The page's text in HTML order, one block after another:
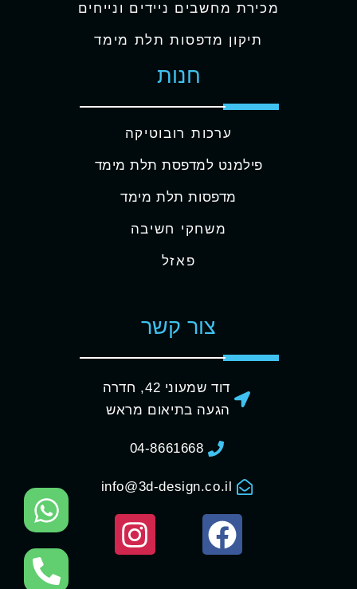
מכירת מחשבים ניידים ונייחים
תיקון מדפסות תלת מימד
חנות
ערכות רובוטיקה
פילמנט למדפסת תלת מימד
מדפסות תלת מימד
משחקי חשיבה
פאזל
צור קשר
דוד שמעוני 42, חדרה
הגעה בתיאום מראש
04-8661668
info@3d-design.co.il